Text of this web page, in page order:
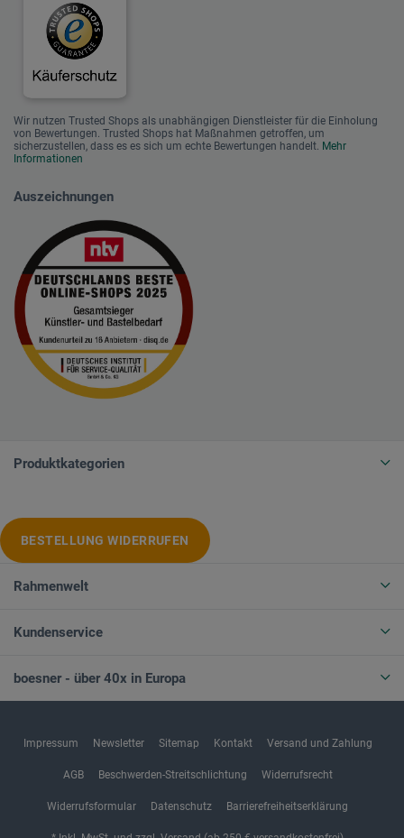
Wir nutzen Trusted Shops als unabhängigen Dienstleister für die Einholung
von Bewertungen. Trusted Shops hat Maßnahmen getroffen, um
sicherzustellen, dass es es sich um echte Bewertungen handelt. Mehr
Informationen
Auszeichnungen
Produktkategorien
BESTELLUNG WIDERRUFEN
Rahmenwelt
Kundenservice
boesner - über 40x in Europa
Impressum Newsletter Sitemap Kontakt Versand und Zahlung
AGB Beschwerden-Streitschlichtung Widerrufsrecht
Widerrufsformular Datenschutz Barrierefreiheitserklärung